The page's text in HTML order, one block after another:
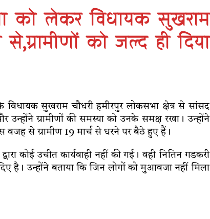
को लेकर विधायक सुखराम
को जल्द ही दिया
सुखराम चौधरी हमीरपुर लोकसभा क्षेत्र से सांसद
ग्रामीणों की समस्या को उनके समक्ष रखा। उन्होंने
से ग्रामीण 19 मार्च से धरने पर बैठे हुए हैं।
कोई उचीत कार्यवाही नहीं की गई। वही नितिन गडकरी
है। उन्होंने बताया कि जिन लोगों को मुआवजा नहीं मिला